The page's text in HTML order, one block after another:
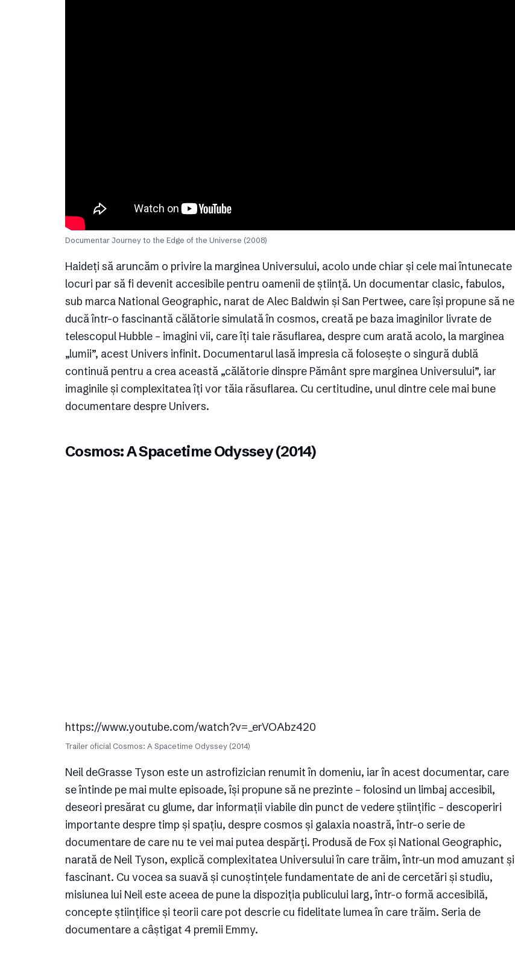
Documentar Journey to the Edge of the Universe (2008)
Haideți să aruncăm o privire la marginea Universului, acolo unde chiar și cele mai întunecate
locuri par să fi devenit accesibile pentru oamenii de știință. Un documentar clasic, fabulos,
sub marca National Geographic, narat de Alec Baldwin și San Pertwee, care își propune să ne
ducă într-o fascinantă călătorie simulată în cosmos, creată pe baza imaginilor livrate de
telescopul Hubble – imagini vii, care îți taie răsuflarea, despre cum arată acolo, la marginea
„lumii”, acest Univers infinit. Documentarul lasă impresia că folosește o singură dublă
continuă pentru a crea această „călătorie dinspre Pământ spre marginea Universului”, iar
imaginile și complexitatea îți vor tăia răsuflarea. Cu certitudine, unul dintre cele mai bune
documentare despre Univers.
Cosmos: A Spacetime Odyssey (2014)
https://www.youtube.com/watch?v=_erVOAbz420
Trailer oficial Cosmos: A Spacetime Odyssey (2014)
Neil deGrasse Tyson este un astrofizician renumit în domeniu, iar în acest documentar, care
se întinde pe mai multe episoade, își propune să ne prezinte – folosind un limbaj accesibil,
deseori presărat cu glume, dar informații viabile din punct de vedere științific – descoperiri
importante despre timp și spațiu, despre cosmos și galaxia noastră, într-o serie de
documentare de care nu te vei mai putea despărți. Produsă de Fox și National Geographic,
narată de Neil Tyson, explică complexitatea Universului în care trăim, într-un mod amuzant și
fascinant. Cu vocea sa suavă și cunoștințele fundamentate de ani de cercetări și studiu,
misiunea lui Neil este aceea de pune la dispoziția publicului larg, într-o formă accesibilă,
concepte științifice și teorii care pot descrie cu fidelitate lumea în care trăim. Seria de
documentare a câștigat 4 premii Emmy.